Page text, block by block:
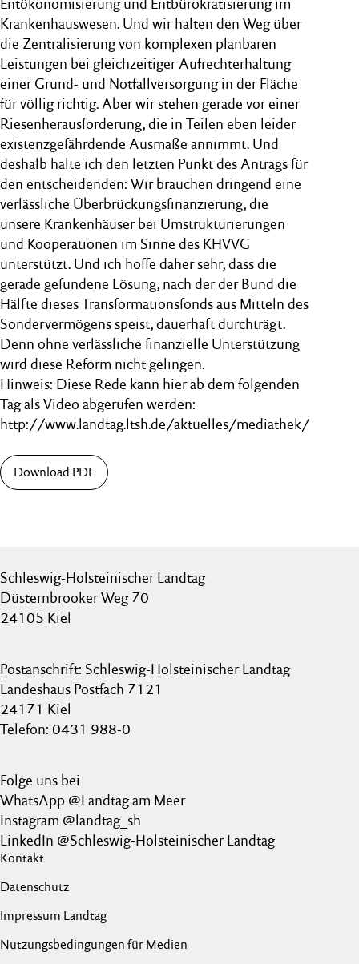
Entökonomisierung und Entbürokratisierung im
Krankenhauswesen. Und wir halten den Weg über
die Zentralisierung von komplexen planbaren
Leistungen bei gleichzeitiger Aufrechterhaltung
einer Grund- und Notfallversorgung in der Fläche
für völlig richtig. Aber wir stehen gerade vor einer
Riesenherausforderung, die in Teilen eben leider
existenzgefährdende Ausmaße annimmt. Und
deshalb halte ich den letzten Punkt des Antrags für
den entscheidenden: Wir brauchen dringend eine
verlässliche Überbrückungsfinanzierung, die
unsere Krankenhäuser bei Umstrukturierungen
und Kooperationen im Sinne des KHVVG
unterstützt. Und ich hoffe daher sehr, dass die
gerade gefundene Lösung, nach der der Bund die
Hälfte dieses Transformationsfonds aus Mitteln des
Sondervermögens speist, dauerhaft durchträgt.
Denn ohne verlässliche finanzielle Unterstützung
wird diese Reform nicht gelingen.
Hinweis: Diese Rede kann hier ab dem folgenden
Tag als Video abgerufen werden:
http://www.landtag.ltsh.de/aktuelles/mediathek/
Download PDF
Schleswig-Holsteinischer Landtag
Düsternbrooker Weg 70
24105 Kiel
Postanschrift: Schleswig-Holsteinischer Landtag
Landeshaus Postfach 7121
24171 Kiel
Telefon: 0431 988-0
Folge uns bei
WhatsApp @Landtag am Meer
Instagram @landtag_sh
LinkedIn @Schleswig-Holsteinischer Landtag
Kontakt
Datenschutz
Impressum Landtag
Nutzungsbedingungen für Medien